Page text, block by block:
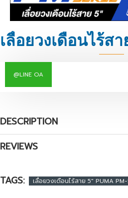
DESCRIPTION
REVIEWS
@LINE OA
TAGS: เลื่อยวงเดือนไร้สาย 5" PUMA PM-